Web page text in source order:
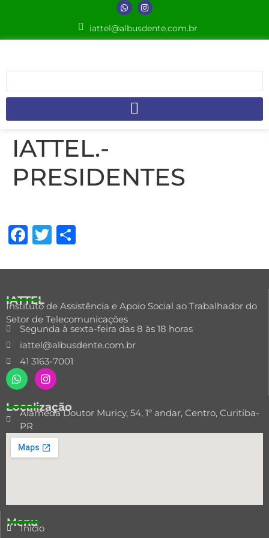
iattel@albusdente.com.br
IATTEL.-
PRESIDENTES
Facebook
Twitter
IATTEL
Instituto de Assistência e Apoio Social ao Trabalhador do
Setor de Telecomunicações
Segunda à sexta-feira das 8 às 18 horas
iattel@albusdente.com.br
41 3163-7001
Localização
Alameda Doutor Muricy, 54, 1º andar, Centro, Curitiba-
PR
Menu
Início